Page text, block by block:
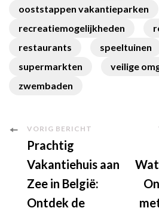
ooststappen vakantieparken
recreatiemogelijkheden
restaurants
speeltuinen
supermarkten
veilige
zwembaden
Berichtnavigatie
VORIG BERICHT
Prachtig
Vakantiehuis aan
Zee in België:
Ontdek de